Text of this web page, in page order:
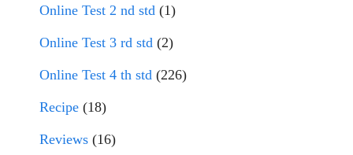
Online Test 2 nd std (1)
Online Test 3 rd std (2)
Online Test 4 th std (226)
Recipe (18)
Reviews (16)